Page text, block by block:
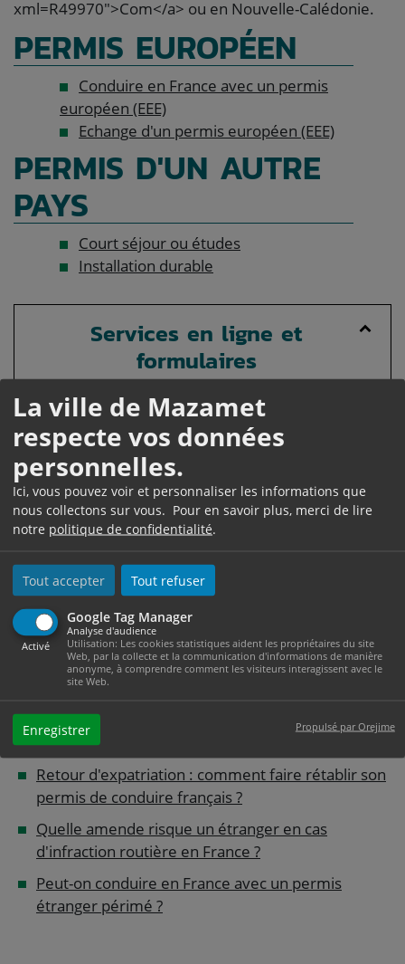
La ville de Mazamet
respecte vos données
personnelles.
Ici, vous pouvez voir et personnaliser les informations que
nous collectons sur vous. Pour en savoir plus, merci de lire
notre politique de confidentialité.
Tout accepter Tout refuser
Google Tag Manager
Activé
Analyse d'audience
Utilisation: Les cookies statistiques aident les propriétaires du site
Web, par la collecte et la communication d'informations de manière
anonyme, à comprendre comment les visiteurs interagissent avec le
site Web.
Enregistrer Propulsé par Orejime
xml=R49970">Com</a> ou en Nouvelle-Calédonie.
PERMIS EUROPÉEN
Conduire en France avec un permis
européen (EEE)
Echange d'un permis européen (EEE)
PERMIS D'UN AUTRE
PAYS
Court séjour ou études
Installation durable
Services en ligne et
formulaires
Soumettre une plainte à Solvit
Téléservice
Questions ? Réponses !
étranger ?
Peut-on conduire en métropole avec un permis
délivré en outre-mer ?
Peut-on conduire en France avec un permis
ukrainien ?
Permis de conduire européen (UE/EEE) perdu ou
volé en France : comment faire ?
Retour d'expatriation : comment faire rétablir son
permis de conduire français ?
Quelle amende risque un étranger en cas
d'infraction routière en France ?
Peut-on conduire en France avec un permis
étranger périmé ?